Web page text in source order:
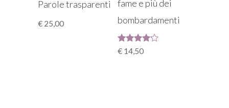
Parole trasparenti
€ 25,00
fame e più dei
bombardamenti
Valutato
€ 14,50